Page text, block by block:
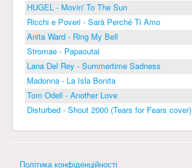
HUGEL - Movin' To The Sun
Ricchi e Poveri - Sarà Perché Ti Amo
Anita Ward - Ring My Bell
Stromae - Papaoutai
Lana Del Rey - Summertime Sadness
Madonna - La Isla Bonita
Tom Odell - Another Love
Disturbed - Shout 2000 (Tears for Fears cover)
Політика конфіденційності